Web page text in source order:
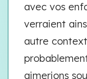
avec vos
verraient
autre
aimerions